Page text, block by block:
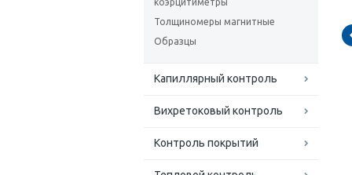
коэрцитиметры
Толщиномеры магнитные
Образцы
Капиллярный контроль
Вихретоковый контроль
Контроль покрытий